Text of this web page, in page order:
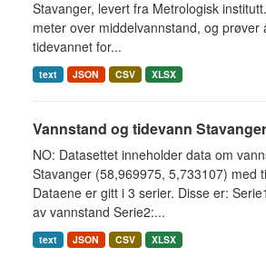
Stavanger, levert fra Metrologisk
meter over middelvannstand, og prøver
tidevannet for...
text JSON CSV XLSX
Vannstand og tidevann
NO: Datasettet inneholder data om
Stavanger (58,969975, 5,733107) med
Dataene er gitt i 3 serier. Disse er:
av vannstand Serie2:...
text JSON CSV XLSX